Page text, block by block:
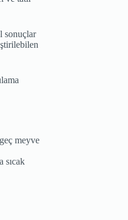
sonuçlar
meyve
sıcak